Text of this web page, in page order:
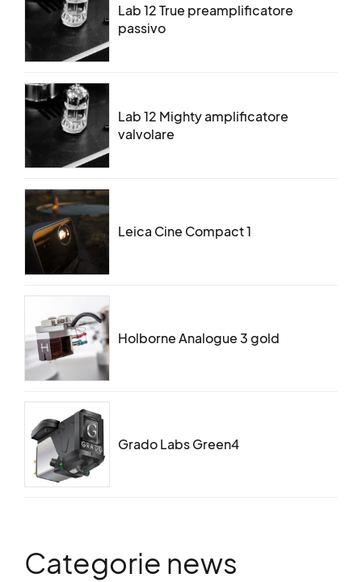
Lab 12 True preamplificatore
passivo
Lab 12 Mighty amplificatore
valvolare
Leica Cine Compact 1
Holborne Analogue 3 gold
Grado Labs Green4
Categorie news